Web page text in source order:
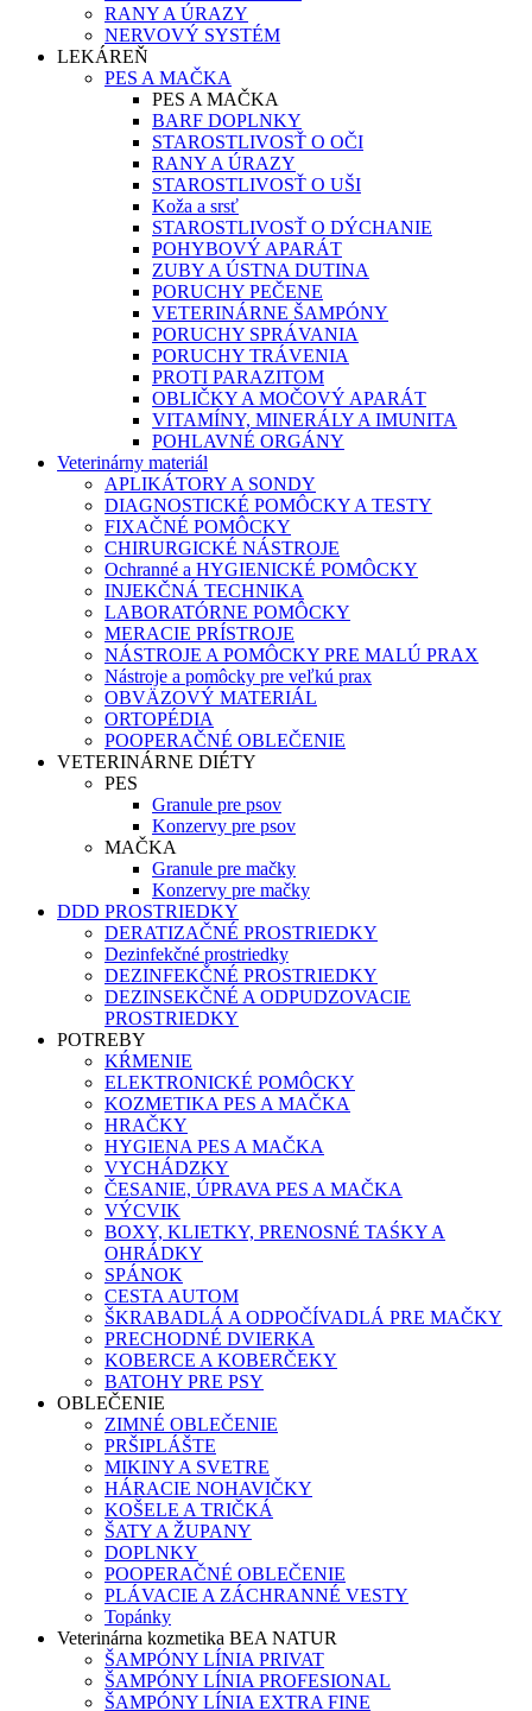
RANY A ÚRAZY
NERVOVÝ SYSTÉM
LEKÁREŇ
PES A MAČKA
PES A MAČKA
BARF DOPLNKY
STAROSTLIVOSŤ O OČI
RANY A ÚRAZY
STAROSTLIVOSŤ O UŠI
Koža a srsť
STAROSTLIVOSŤ O DÝCHANIE
POHYBOVÝ APARÁT
ZUBY A ÚSTNA DUTINA
PORUCHY PEČENE
VETERINÁRNE ŠAMPÓNY
PORUCHY SPRÁVANIA
PORUCHY TRÁVENIA
PROTI PARAZITOM
OBLIČKY A MOČOVÝ APARÁT
VITAMÍNY, MINERÁLY A IMUNITA
POHLAVNÉ ORGÁNY
Veterinárny materiál
APLIKÁTORY A SONDY
DIAGNOSTICKÉ POMÔCKY A TESTY
FIXAČNÉ POMÔCKY
CHIRURGICKÉ NÁSTROJE
Ochranné a HYGIENICKÉ POMÔCKY
INJEKČNÁ TECHNIKA
LABORATÓRNE POMÔCKY
MERACIE PRÍSTROJE
NÁSTROJE A POMÔCKY PRE MALÚ PRAX
Nástroje a pomôcky pre veľkú prax
OBVÄZOVÝ MATERIÁL
ORTOPÉDIA
POOPERAČNÉ OBLEČENIE
VETERINÁRNE DIÉTY
PES
Granule pre psov
Konzervy pre psov
MAČKA
Granule pre mačky
Konzervy pre mačky
DDD PROSTRIEDKY
DERATIZAČNÉ PROSTRIEDKY
Dezinfekčné prostriedky
DEZINFEKČNÉ PROSTRIEDKY
DEZINSEKČNÉ A ODPUDZOVACIE
PROSTRIEDKY
POTREBY
KŔMENIE
ELEKTRONICKÉ POMÔCKY
KOZMETIKA PES A MAČKA
HRAČKY
HYGIENA PES A MAČKA
VYCHÁDZKY
ČESANIE, ÚPRAVA PES A MAČKA
VÝCVIK
BOXY, KLIETKY, PRENOSNÉ TAŚKY A
OHRÁDKY
SPÁNOK
CESTA AUTOM
ŠKRABADLÁ A ODPOČÍVADLÁ PRE MAČKY
PRECHODNÉ DVIERKA
KOBERCE A KOBERČEKY
BATOHY PRE PSY
OBLEČENIE
ZIMNÉ OBLEČENIE
PRŠIPLÁŠTE
MIKINY A SVETRE
HÁRACIE NOHAVIČKY
KOŠELE A TRIČKÁ
ŠATY A ŽUPANY
DOPLNKY
POOPERAČNÉ OBLEČENIE
PLÁVACIE A ZÁCHRANNÉ VESTY
Topánky
Veterinárna kozmetika BEA NATUR
ŠAMPÓNY LÍNIA PRIVAT
ŠAMPÓNY LÍNIA PROFESIONAL
ŠAMPÓNY LÍNIA EXTRA FINE